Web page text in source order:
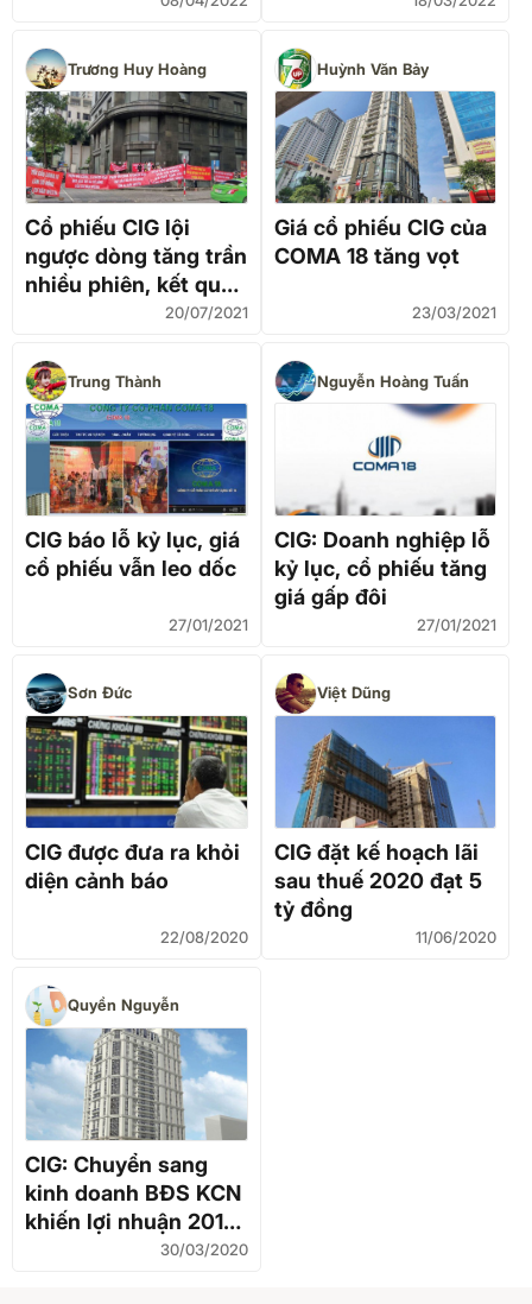
Trương Huy Hoàng
Cổ phiếu CIG lội
ngược dòng tăng trần
nhiều phiên, kết quả
kinh doanh vẫn "bết
20/07/2021
Huỳnh Văn Bảy
Giá cổ phiếu CIG của
COMA 18 tăng vọt
23/03/2021
Trung Thành
CIG báo lỗ kỷ lục, giá
cổ phiếu vẫn leo dốc
27/01/2021
Nguyễn Hoàng Tuấn
CIG: Doanh nghiệp lỗ
kỷ lục, cổ phiếu tăng
giá gấp đôi
27/01/2021
Sơn Đức
CIG được đưa ra khỏi
diện cảnh báo
22/08/2020
Việt Dũng
CIG đặt kế hoạch lãi
sau thuế 2020 đạt 5
tỷ đồng
11/06/2020
Quyền Nguyễn
CIG: Chuyển sang
kinh doanh BĐS KCN
khiến lợi nhuận 2019
sụt giảm thê thảm
30/03/2020